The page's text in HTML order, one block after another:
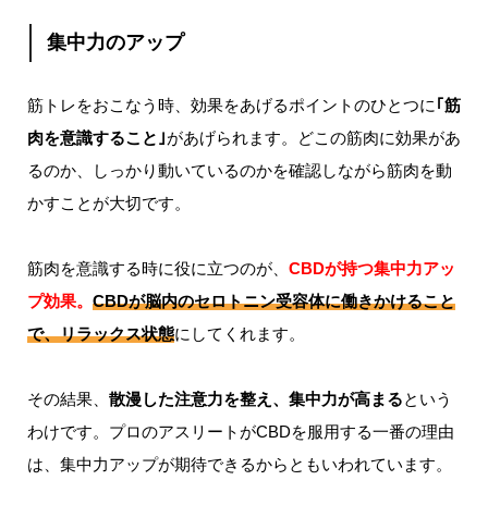
集中力のアップ
筋トレをおこなう時、効果をあげるポイントのひとつに ｢筋
肉を意識すること｣があげられます。どこの筋肉に効果があ
るのか、しっかり動いているのかを確認しながら筋肉を動
かすことが大切です。
筋肉を意識する時に役に立つのが、 CBDが持つ集中力アッ
プ効果。 CBDが脳内のセロトニン受容体に働きかけること
で、リラックス状態にしてくれます。
その結果、 散漫した注意力を整え、集中力が高まるという
わけです。プロのアスリートがCBDを服用する一番の理由
は、集中力アップが期待できるからともいわれています。